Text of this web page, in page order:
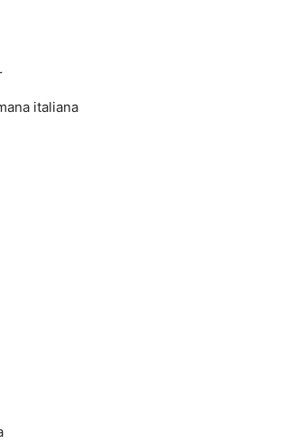
italiana